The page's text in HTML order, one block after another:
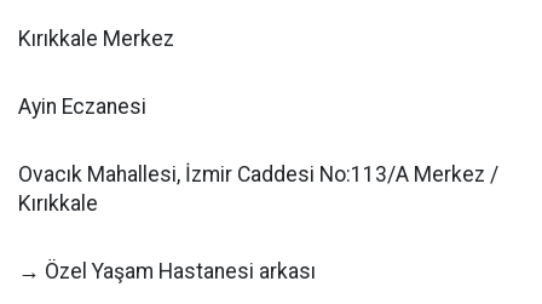
Kırıkkale Merkez
Ayin Eczanesi
Ovacık Mahallesi, İzmir Caddesi No:113/A Merkez /
Kırıkkale
→ Özel Yaşam Hastanesi arkası